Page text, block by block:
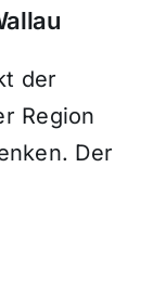
der
Region
Der